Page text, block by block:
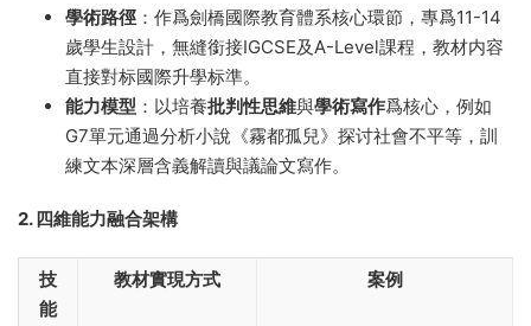
學術路徑 ​：作爲劍橋國際教育體系核心環節，專爲11-14
歲學生設計，無縫銜接IGCSE及A-Level課程，教材内容
直接對标國際升學标準。
能力模型 ​：以培養批判性思維與學術寫作爲核心，例如
G7單元通過分析小說《霧都孤兒》探讨社會不平等，訓
練文本深層含義解讀與議論文寫作。
2. 四維能力融合架構
技
能
教材實現方式 案例